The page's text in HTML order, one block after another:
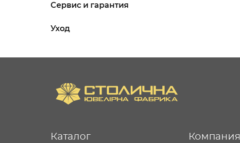
Сервис и гарантия
Уход
Каталог Компания